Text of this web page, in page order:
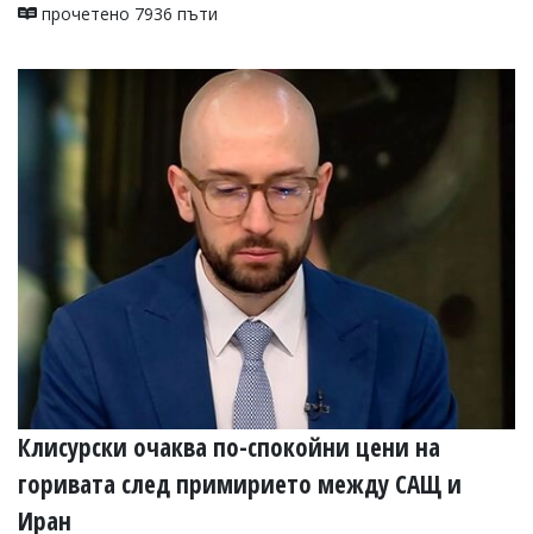
прочетено 7936 пъти
Клисурски очаква по-спокойни цени на
горивата след примирието между САЩ и
Иран